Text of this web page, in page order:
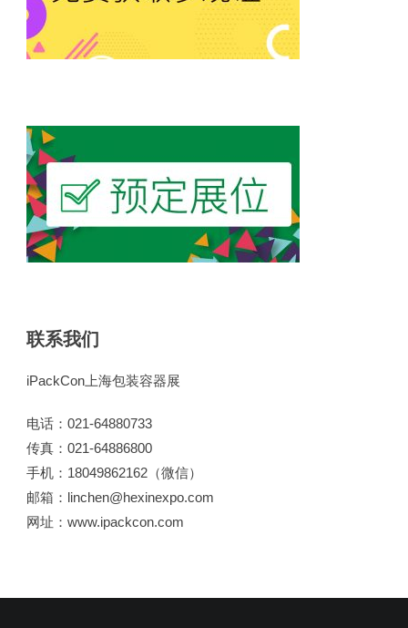
联系我们
iPackCon上海包装容器展
电话：021-64880733
传真：021-64886800
手机：18049862162（微信）
邮箱：linchen@hexinexpo.com
网址：www.ipackcon.com